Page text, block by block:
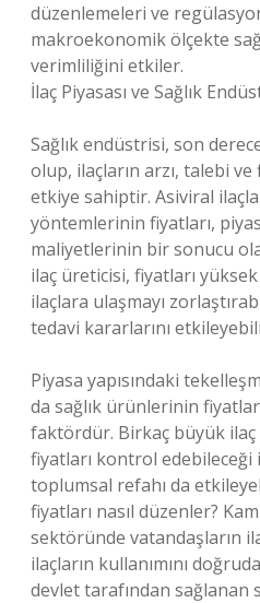
düzenlemeleri ve
makroekonomik ölçekte
verimliliğini etkiler.
İlaç Piyasası ve Sağlık
Sağlık endüstrisi, son
olup, ilaçların arzı, talebi
etkiye sahiptir. Asiviral
yöntemlerinin fiyatları,
maliyetlerinin bir sonucu
ilaç üreticisi, fiyatları
ilaçlara ulaşmayı
tedavi kararlarını
Piyasa yapısındaki
da sağlık ürünlerinin
faktördür. Birkaç büyük
fiyatları kontrol edebileceği
toplumsal refahı da
fiyatları nasıl düzenler?
sektöründe vatandaşların
ilaçların kullanımını
devlet tarafından sağlanan